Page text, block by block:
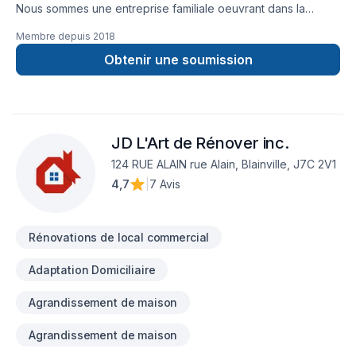
Nous sommes une entreprise familiale oeuvrant dans la
depuis plus de 30 ans. La qualité de notre travail, le respect
de votre budget et des échéanciers nous distinguent et font
de nous un partenaire en qui vous pouvez avoir confiance
Membre depuis 2018
Obtenir une soumission
JD L'Art de Rénover inc.
124 RUE ALAIN rue Alain, Blainville, J7C 2V1
4,7
7 Avis
Rénovations de local commercial
Adaptation Domiciliaire
Agrandissement de maison
Agrandissement de maison